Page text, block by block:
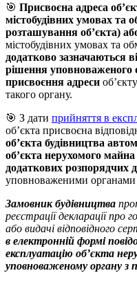
🎯 Присвоєна адреса
містобудівних умовах та
розташування об’єкта)
містобудівних умовах та
додатково зазначаються
рішення уповноваженого
присвоєння адреси
такого органу.
🎯 З дати прийняття в
об’єкта присвоєна
об’єкта будівництва
об’єкта нерухомого
додаткових розпорядчих
уповноваженими органами
Замовник будівництва
реєстрації декларації про
або видачі відповідного
в електронній формі
експлуатацію об’єкта
уповноваженому органу з